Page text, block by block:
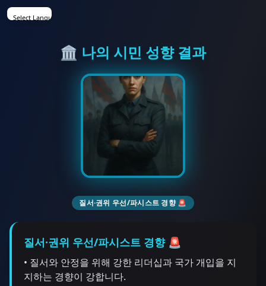
Select Language
🏛️ 나의 시민 성향 결과
질서·권위 우선/파시스트 경향 🚨
질서·권위 우선/파시스트 경향 🚨
• 질서와 안정을 위해 강한 리더십과 국가 개입을 지
지하는 경향이 강합니다.